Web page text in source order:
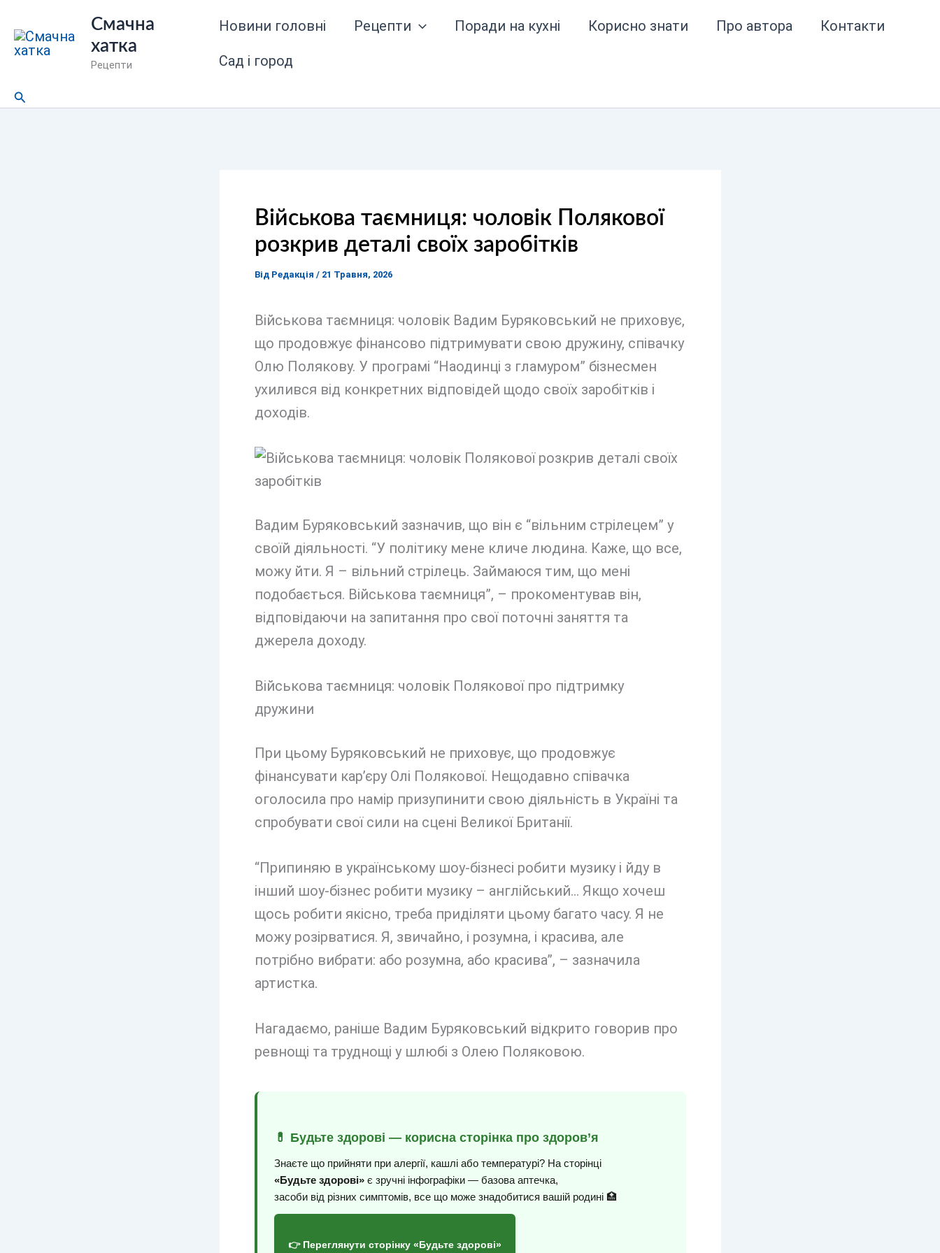
до
вмісту
Смачна
хатка
Рецепти
Новини головні Рецепти Поради на кухні Корисно знати Про автора Контакти
Сад і город
Пошук
Військова таємниця: чоловік Полякової
розкрив деталі своїх заробітків
Від Редакція / 21 Травня, 2026
Військова таємниця: чоловік Вадим Буряковський не приховує,
що продовжує фінансово підтримувати свою дружину, співачку
Олю Полякову. У програмі “Наодинці з гламуром” бізнесмен
ухилився від конкретних відповідей щодо своїх заробітків і
доходів.
Вадим Буряковський зазначив, що він є “вільним стрілецем” у
своїй діяльності. “У політику мене кличе людина. Каже, що все,
можу йти. Я – вільний стрілець. Займаюся тим, що мені
подобається. Військова таємниця”, – прокоментував він,
відповідаючи на запитання про свої поточні заняття та
джерела доходу.
Військова таємниця: чоловік Полякової про підтримку
дружини
При цьому Буряковський не приховує, що продовжує
фінансувати кар’єру Олі Полякової. Нещодавно співачка
оголосила про намір призупинити свою діяльність в Україні та
спробувати свої сили на сцені Великої Британії.
“Припиняю в українському шоу-бізнесі робити музику і йду в
інший шоу-бізнес робити музику – англійський… Якщо хочеш
щось робити якісно, треба приділяти цьому багато часу. Я не
можу розірватися. Я, звичайно, і розумна, і красива, але
потрібно вибрати: або розумна, або красива”, – зазначила
артистка.
Нагадаємо, раніше Вадим Буряковський відкрито говорив про
ревнощі та труднощі у шлюбі з Олею Поляковою.
💊 Будьте здорові — корисна сторінка про здоров’я
Знаєте що прийняти при алергії, кашлі або температурі? На сторінці
«Будьте здорові»є зручні інфографіки — базова аптечка,
засоби від різних симптомів, все що може знадобитися вашій родині 🏥
👉 Переглянути сторінку «Будьте здорові»